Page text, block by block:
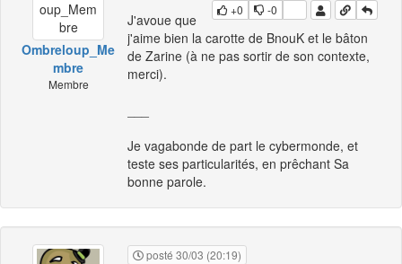
Ombreloup_Me
mbre
Membre
+0
-0
J'avoue que
j'aime bien la carotte de BnouK et le bâton
de Zarine (à ne pas sortir de son contexte,
merci).
Je vagabonde de part le cybermonde, et
teste ses particularités, en prêchant Sa
bonne parole.
posté 30/03 (20:19)